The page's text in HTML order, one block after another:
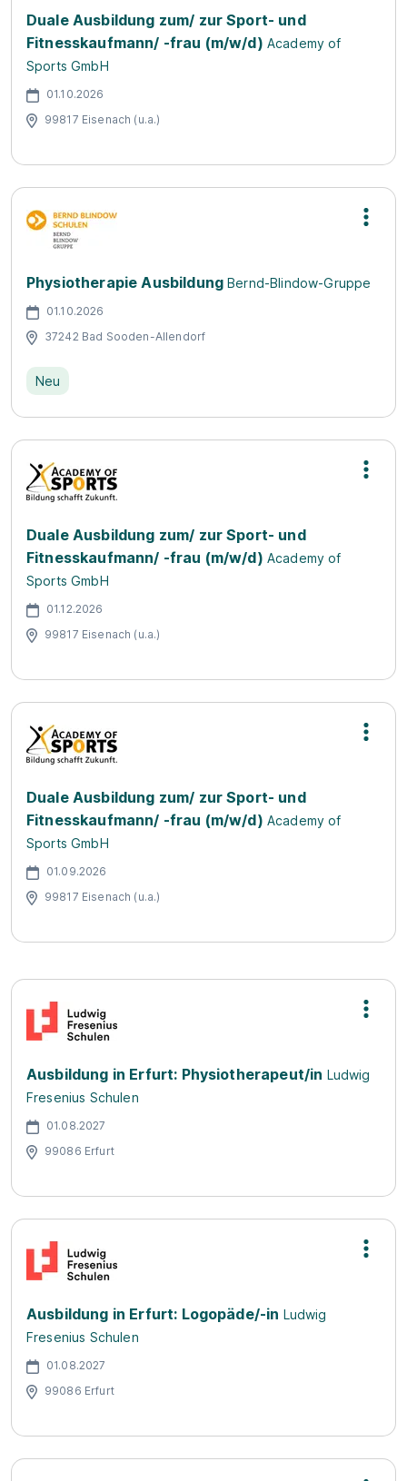
Duale Ausbildung zum/ zur Sport- und
Fitnesskaufmann/ -frau (m/w/d) Academy of
Sports GmbH
01.10.2026
99817 Eisenach (u.a.)
Physiotherapie Ausbildung Bernd-Blindow-Gruppe
01.10.2026
37242 Bad Sooden-Allendorf
Neu
Duale Ausbildung zum/ zur Sport- und
Fitnesskaufmann/ -frau (m/w/d) Academy of
Sports GmbH
01.12.2026
99817 Eisenach (u.a.)
Duale Ausbildung zum/ zur Sport- und
Fitnesskaufmann/ -frau (m/w/d) Academy of
Sports GmbH
01.09.2026
99817 Eisenach (u.a.)
Ausbildung in Erfurt: Physiotherapeut/in Ludwig
Fresenius Schulen
01.08.2027
99086 Erfurt
Ausbildung in Erfurt: Logopäde/-in Ludwig
Fresenius Schulen
01.08.2027
99086 Erfurt